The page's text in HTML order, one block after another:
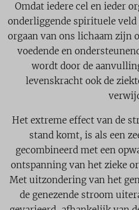
Omdat iedere cel en ieder
onderliggende spirituele veld
orgaan van ons lichaam zijn
voedende en
wordt door de
levenskracht ook de
Het extreme effect van de
stand komt, is als een
gecombineerd met een
ontspanning van het zieke
Met uitzondering van het
de genezende stroom